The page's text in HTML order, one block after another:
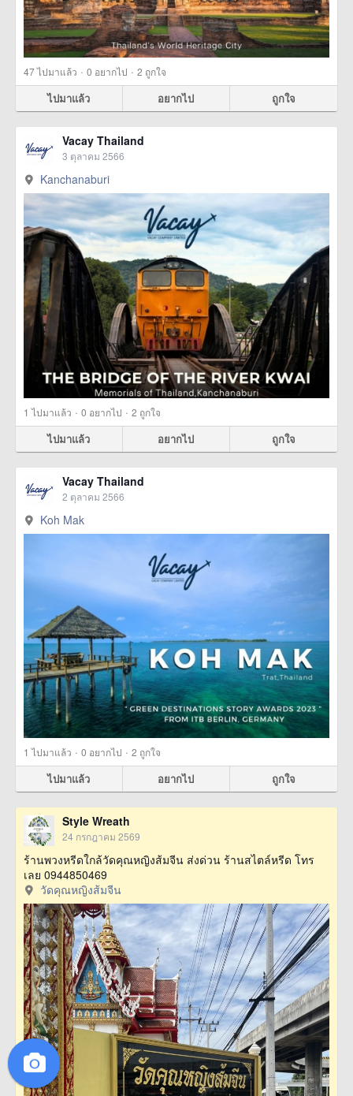
47ไปมาแล้ว · 0 อยากไป · 2 ถูกใจ
ไปมาแล้ว อยากไป ถูกใจ
Vacay Thailand
3 ตุลาคม 2566
Kanchanaburi
1 ไปมาแล้ว · 0 อยากไป · 2 ถูกใจ
ไปมาแล้ว อยากไป ถูกใจ
Vacay Thailand
2 ตุลาคม 2566
Koh Mak
1 ไปมาแล้ว · 0 อยากไป · 2 ถูกใจ
ไปมาแล้ว อยากไป ถูกใจ
Style Wreath
24 กรกฎาคม 2569
ร้านพวงหรีดใกล้วัดคุณหญิงส้มจีน ส่งด่วน ร้านสไตล์หรีด โทร
เลย 0944850469
วัดคุณหญิงส้มจีน